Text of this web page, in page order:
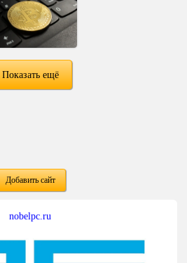
Показать ещё
Добавить сайт
nobelpc.ru